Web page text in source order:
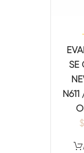
SE
$